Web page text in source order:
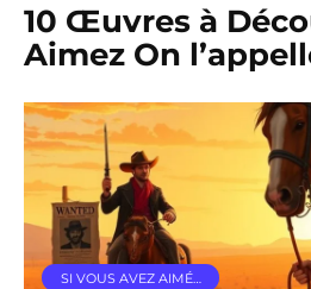
10 Œuvres à
Aimez On
SI VOUS AVEZ AIMÉ…